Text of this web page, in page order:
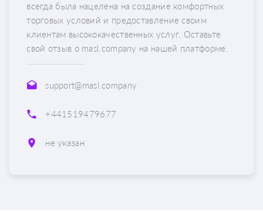
всегда была нацелена на создание комфортных
торговых условий и предоставление своим
клиентам высококачественных услуг. Оставьте
свой отзыв о masl.company на нашей платформе.
support@masl.company
+441519479677
не указан